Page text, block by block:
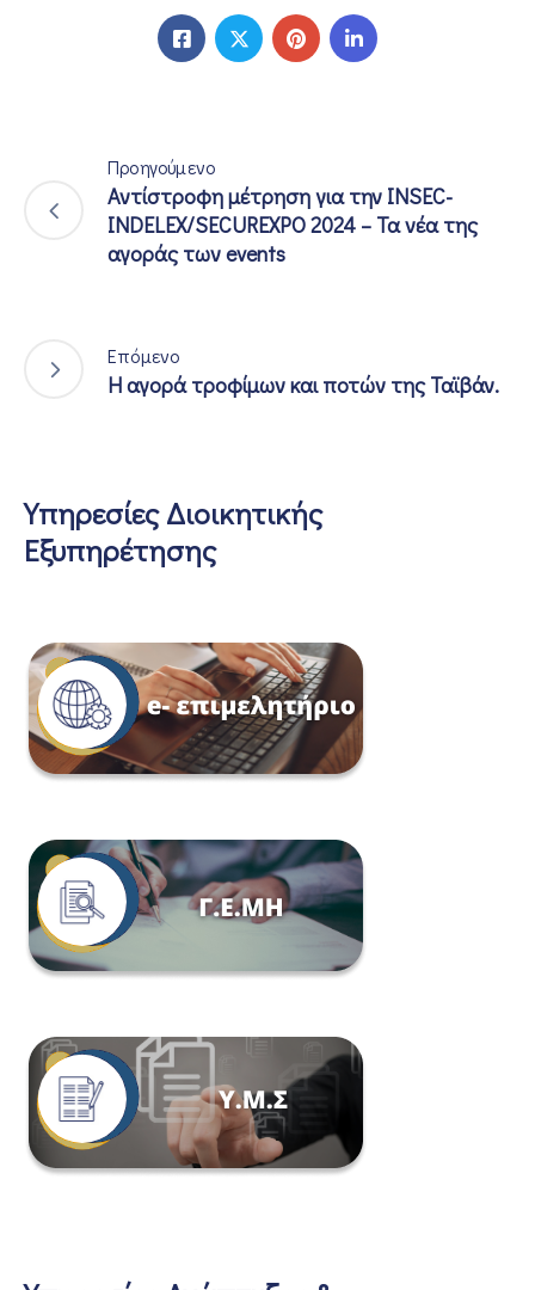
Προηγούμενο
Αντίστροφη μέτρηση για την INSEC-
INDELEX/SECUREXPO 2024 – Τα νέα της
αγοράς των events
Επόμενο
Η αγορά τροφίμων και ποτών της Ταϊβάν.
Υπηρεσίες Διοικητικής
Εξυπηρέτησης